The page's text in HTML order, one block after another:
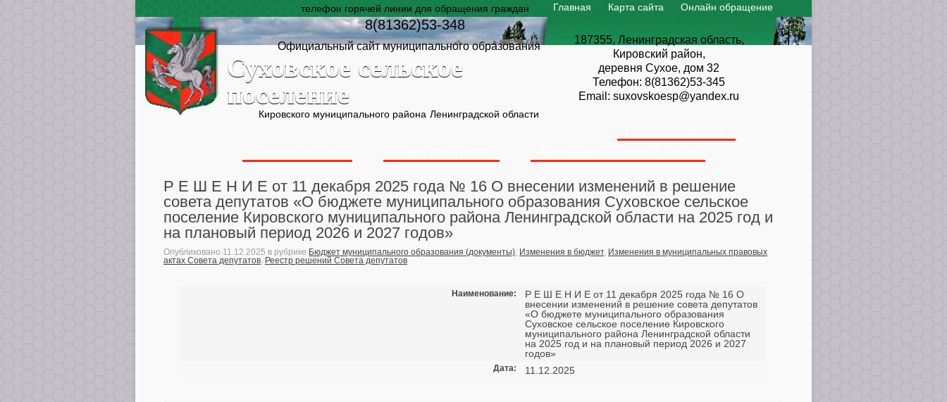
телефон горячей линии для обращения граждан
8(81362)53-348
Официальный сайт муниципального образования
Суховское сельское
поселение
Кировского муниципального района Ленинградской области
Главная Карта сайта Онлайн обращение
187355, Ленинградская область,
Кировский район,
деревня Сухое, дом 32
Телефон: 8(81362)53-345
Email: suxovskoesp@yandex.ru
Р Е Ш Е Н И Е от 11 декабря 2025 года № 16 О внесении изменений в решение
совета депутатов «О бюджете муниципального образования Суховское сельское
поселение Кировского муниципального района Ленинградской области на 2025 год и
на плановый период 2026 и 2027 годов»
Опубликовано 11.12.2025 в рубрике Бюджет муниципального образования (документы), Изменения в бюджет, Изменения в муниципальных правовых
актах Совета депутатов, Реестр решений Совета депутатов
Наименование:
Р Е Ш Е Н И Е от 11 декабря 2025 года № 16 О
внесении изменений в решение совета депутатов
«О бюджете муниципального образования
Суховское сельское поселение Кировского
муниципального района Ленинградской области
на 2025 год и на плановый период 2026 и 2027
годов»
Дата: 11.12.2025